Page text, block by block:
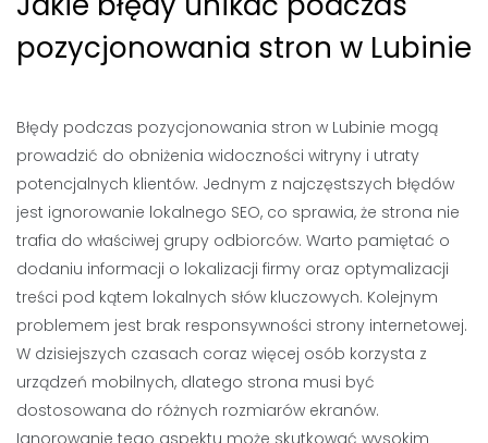
pozycjonowania stron w Lubinie
Błędy podczas pozycjonowania stron w Lubinie mogą
prowadzić do obniżenia widoczności witryny i utraty
potencjalnych klientów. Jednym z najczęstszych błędów
jest ignorowanie lokalnego SEO, co sprawia, że strona nie
trafia do właściwej grupy odbiorców. Warto pamiętać o
dodaniu informacji o lokalizacji firmy oraz optymalizacji
treści pod kątem lokalnych słów kluczowych. Kolejnym
problemem jest brak responsywności strony internetowej.
W dzisiejszych czasach coraz więcej osób korzysta z
urządzeń mobilnych, dlatego strona musi być
dostosowana do różnych rozmiarów ekranów.
Ignorowanie tego aspektu może skutkować wysokim